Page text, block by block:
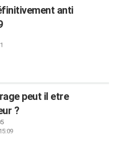
anti
peut il etre
?